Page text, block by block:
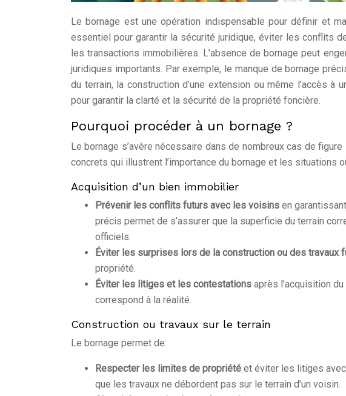
Le bornage est une opération indispensable pour définir et
essentiel pour garantir la sécurité juridique, éviter les conflits
les transactions immobilières. L’absence de bornage peut
juridiques importants. Par exemple, le manque de bornage
du terrain, la construction d’une extension ou même l’accès à
pour garantir la clarté et la sécurité de la propriété foncière.
Pourquoi procéder à un bornage ?
Le bornage s’avère nécessaire dans de nombreux cas de
concrets qui illustrent l’importance du bornage et les situations
Acquisition d’un bien immobilier
Prévenir les conflits futurs avec les voisins en
précis permet de s’assurer que la superficie du terrain
officiels.
Éviter les surprises lors de la construction ou des travaux
propriété.
Éviter les litiges et les contestations après l’acquisition
correspond à la réalité.
Construction ou travaux sur le terrain
Le bornage permet de:
Respecter les limites de propriété et éviter les litiges
que les travaux ne débordent pas sur le terrain d’un voisin.